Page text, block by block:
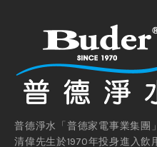
普德淨水「普德家電事業集團
清偉先生於1970年投身進入飲